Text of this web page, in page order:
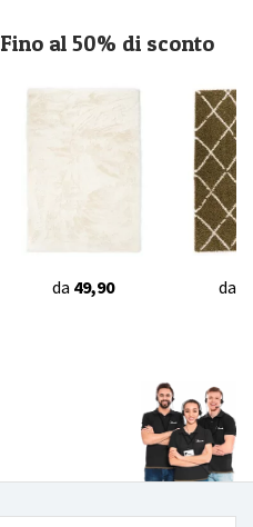
Fino al 50% di sconto
da 49,90 da